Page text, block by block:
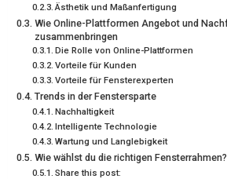
E
R
)
K
Ästhetik und Maßanfertigung
Wie Online-Plattformen Angebot und
zusammenbringen
Die Rolle von Online-Plattformen
Vorteile für Kunden
Vorteile für Fensterexperten
Trends in der Fenstersparte
Nachhaltigkeit
Intelligente Technologie
Wartung und Langlebigkeit
Wie wählst du die richtigen Fensterrahmen?
Share this post: